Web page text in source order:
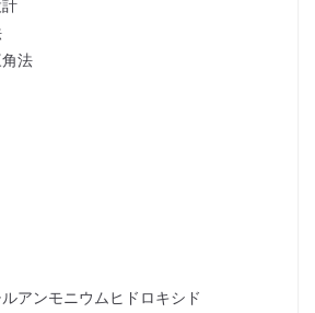
法
アンモニウムヒドロキシド